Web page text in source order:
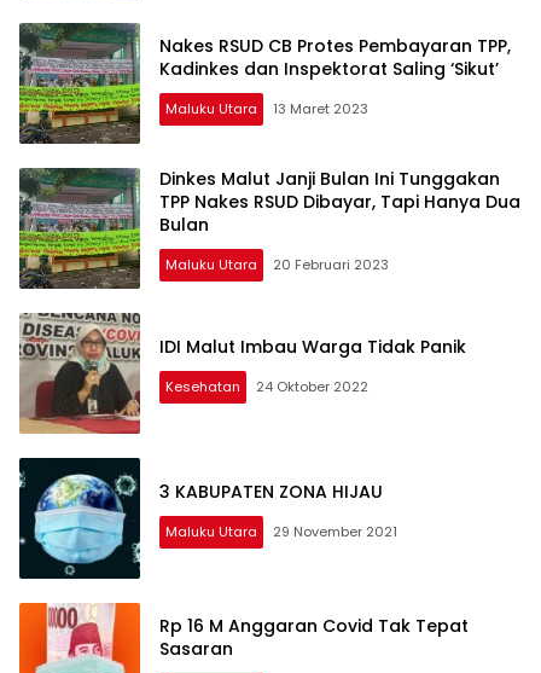
Nakes RSUD CB Protes Pembayaran TPP,
Kadinkes dan Inspektorat Saling ‘Sikut’
Maluku Utara 13 Maret 2023
Dinkes Malut Janji Bulan Ini Tunggakan
TPP Nakes RSUD Dibayar, Tapi Hanya Dua
Bulan
Maluku Utara 20 Februari 2023
IDI Malut Imbau Warga Tidak Panik
Kesehatan 24 Oktober 2022
3 KABUPATEN ZONA HIJAU
Maluku Utara 29 November 2021
Rp 16 M Anggaran Covid Tak Tepat
Sasaran